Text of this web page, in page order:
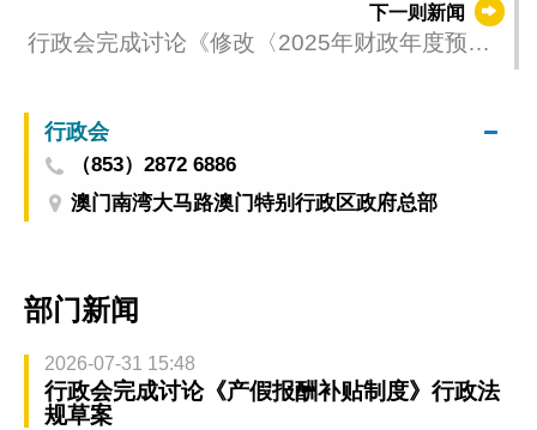
下一则新闻
行政会完成讨论《修改〈2025年财政年度预算
行政会
（853）2872 6886
澳门南湾大马路澳门特别行政区政府总部
部门新闻
2026-07-31 15:48
行政会完成讨论《产假报酬补贴制度》行政法
规草案